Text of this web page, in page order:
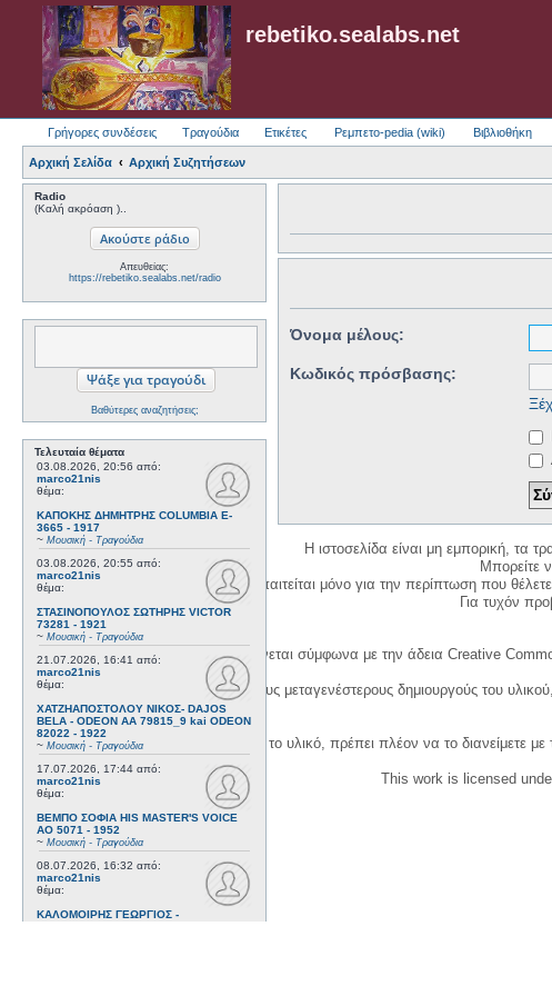
rebetiko.sealabs.net
Γρήγορες συνδέσεις Τραγούδια Ετικέτες Ρεμπετο-pedia (wiki) Βιβλιοθήκη
Αρχική Σελίδα Αρχική Συζητήσεων
Radio
(Καλή ακρόαση )..
Απευθείας:
https://rebetiko.sealabs.net/radio
Βαθύτερες αναζητήσεις;
Τελευταία θέματα
03.08.2026, 20:56 από:
marco21nis
θέμα:
ΚΑΠΟΚΗΣ ΔΗΜΗΤΡΗΣ COLUMBIA E-
3665 - 1917
~ Μουσική - Τραγούδια
03.08.2026, 20:55 από:
marco21nis
θέμα:
ΣΤΑΣΙΝΟΠΟΥΛΟΣ ΣΩΤΗΡΗΣ VICTOR
73281 - 1921
~ Μουσική - Τραγούδια
21.07.2026, 16:41 από:
marco21nis
θέμα:
ΧΑΤΖΗΑΠΟΣΤΟΛΟΥ ΝΙΚΟΣ- DAJOS
BELA - ODEON AA 79815_9 kai ODEON
82022 - 1922
~ Μουσική - Τραγούδια
17.07.2026, 17:44 από:
marco21nis
θέμα:
ΒΕΜΠΟ ΣΟΦΙΑ HIS MASTER'S VOICE
AO 5071 - 1952
~ Μουσική - Τραγούδια
08.07.2026, 16:32 από:
marco21nis
θέμα:
ΚΑΛΟΜΟΙΡΗΣ ΓΕΩΡΓΙΟΣ -
Όνομα μέλους:
Κωδικός πρόσβασης:
Η ιστοσελίδα είναι μη εμπορική, τα
Μπορείτε
Η δημιουργία λογαριασμού απαιτείται μόνο για την περίπτωση που
Για τυχόν
Η χρήση του υλικού της σελίδας γίνεται σύμφωνα με την άδεια Creative
1. Να αναφέρετε τον αρχικό και τους μεταγενέστερους δημιουργούς του
3. Αν διασκευάσετε με κάθε τρόπο το υλικό, πρέπει πλέον να το διανείμετε
This work is licensed